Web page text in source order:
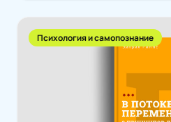
Психология и самопознание